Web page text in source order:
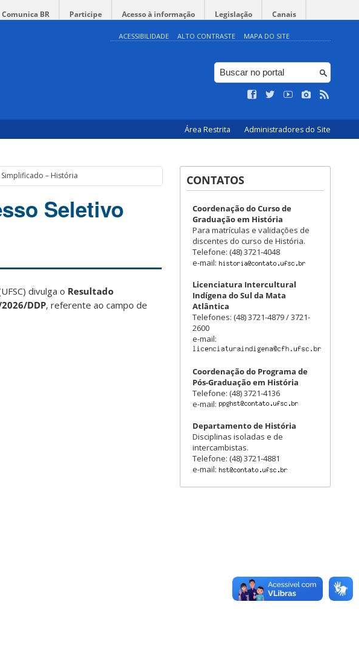
Comunica BR Participe Acesso à informação Legislação Canais
ACESSIBILIDADE ALTO CONTRASTE MAPA DO SITE
Área Restrita Administradores do Site
– História
Seletivo
divulga o Resultado
DDP, referente ao campo de
CONTATOS
Coordenação do Curso de
Graduação em História
Para matrículas e validações de
discentes do curso de História.
Telefone: (48) 3721-4048
e-mail:
Licenciatura Intercultural
Indígena do Sul da Mata
Atlântica
Telefones: (48) 3721-4879 / 3721-
2600
e-mail:
Coordenação do Programa de
Pós-Graduação em História
Telefone: (48) 3721-4136
e-mail:
Departamento de História
Disciplinas isoladas e de
intercambistas.
Telefone: (48) 3721-4881
e-mail: